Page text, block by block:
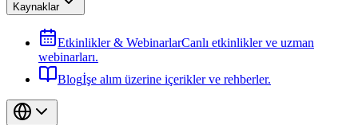
Kaynaklar
Etkinlikler & WebinarlarCanlı etkinlikler ve uzman
webinarları.
Blogİşe alım üzerine içerikler ve rehberler.